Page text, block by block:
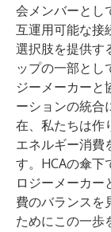
会メンバーとし
互運用可能な接
選択肢を提供す
ップの一部とし
ジーメーカーと
ーションの統合
在、私たちは作
エネルギー消費
す。HCAの傘下
ロジーメーカー
費のバランスを
ためにこの一歩